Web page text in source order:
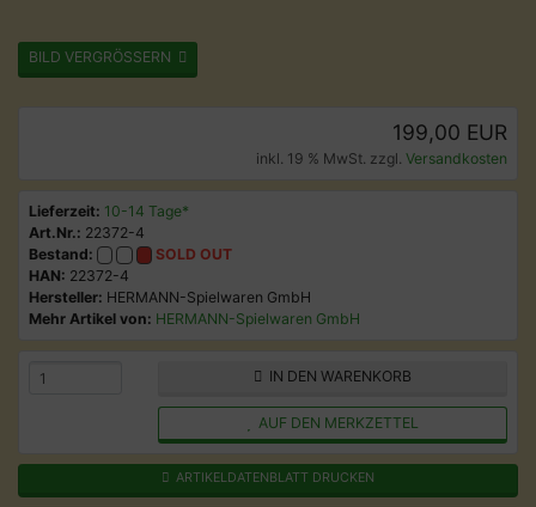
BILD VERGRÖSSERN
199,00 EUR
inkl. 19 % MwSt. zzgl. Versandkosten
Lieferzeit: 10-14 Tage*
Art.Nr.: 22372-4
Bestand:
SOLD OUT
HAN: 22372-4
Hersteller: HERMANN-Spielwaren GmbH
Mehr Artikel von: HERMANN-Spielwaren GmbH
IN DEN WARENKORB
AUF DEN MERKZETTEL
ARTIKELDATENBLATT DRUCKEN